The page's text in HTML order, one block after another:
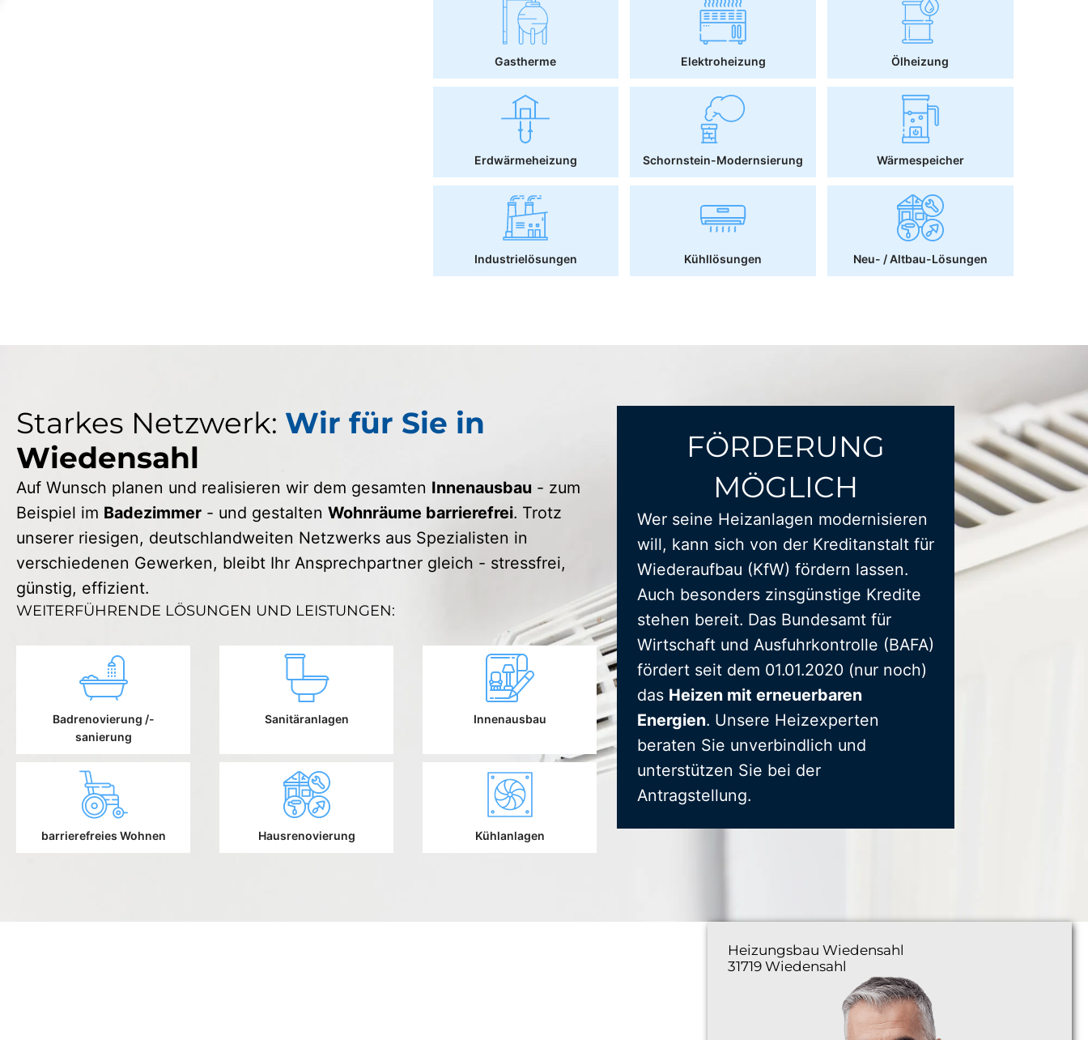
Gastherme Elektroheizung Ölheizung
Erdwärmeheizung Schornstein-Modernsierung Wärmespeicher
Industrielösungen Kühllösungen Neu- / Altbau-Lösungen
Starkes Netzwerk: Wir für Sie in
Wiedensahl
Auf Wunsch planen und realisieren wir dem gesamten Innenausbau - zum
Beispiel im Badezimmer - und gestalten Wohnräume barrierefrei. Trotz
unserer riesigen, deutschlandweiten Netzwerks aus Spezialisten in
verschiedenen Gewerken, bleibt Ihr Ansprechpartner gleich - stressfrei,
günstig, effizient.
WEITERFÜHRENDE LÖSUNGEN UND LEISTUNGEN:
Badrenovierung /-
sanierung
Sanitäranlagen Innenausbau
barrierefreies Wohnen Hausrenovierung Kühlanlagen
FÖRDERUNG
MÖGLICH
Wer seine Heizanlagen modernisieren
will, kann sich von der Kreditanstalt für
Wiederaufbau (KfW) fördern lassen.
Auch besonders zinsgünstige Kredite
stehen bereit. Das Bundesamt für
Wirtschaft und Ausfuhrkontrolle (BAFA)
fördert seit dem 01.01.2020 (nur noch)
das Heizen mit erneuerbaren
Energien. Unsere Heizexperten
beraten Sie unverbindlich und
unterstützen Sie bei der
Antragstellung.
Heizungsbau Wiedensahl
31719 Wiedensahl